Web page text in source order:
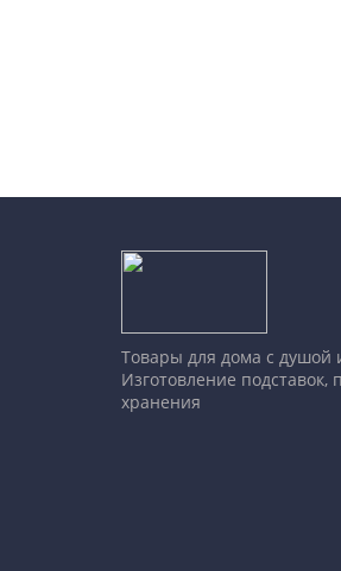
Товары для дома с душой
Изготовление
хранения